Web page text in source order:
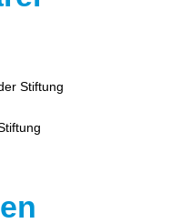
Stiftung